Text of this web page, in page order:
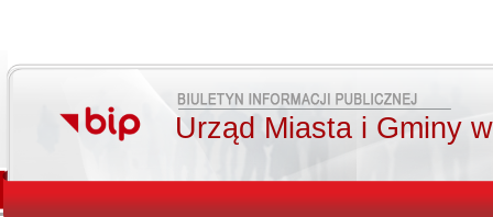
Urząd Miasta i Gminy